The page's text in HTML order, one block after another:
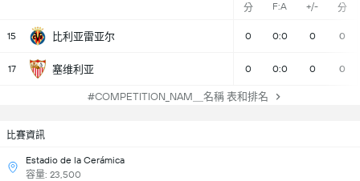
分 F:A +/- 分
15 比利亚雷亚尔 0 0:0 0 0
17 塞维利亚 0 0:0 0 0
#COMPETITION_NAM＿名稱 表和排名
比賽資訊
Estadio de la Cerámica
容量: 23,500